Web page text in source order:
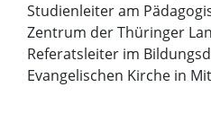
Studienleiter am
Zentrum der Thüringer
Referatsleiter im
Evangelischen Kirche in